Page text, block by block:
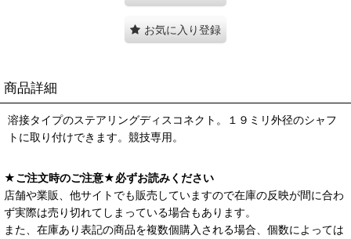
お気に入り登録
商品詳細
溶接タイプのステアリングディスコネクト。１９ミリ外径のシャフ
トに取り付けできます。競技専用。
★ご注文時のご注意★必ずお読みください
店舗や業販、他サイトでも販売していますので在庫の反映が間に合わ
ず実際は売り切れてしまっている場合もあります。
また、在庫あり表記の商品を複数個購入される場合、個数によっては